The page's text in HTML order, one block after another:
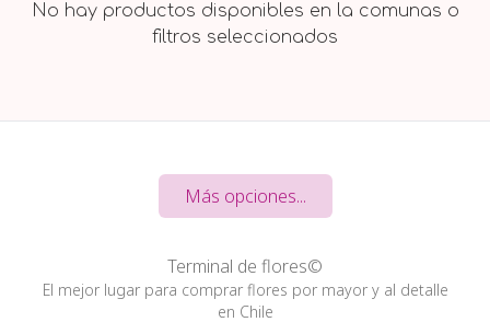
No hay productos disponibles en la comunas o
filtros seleccionados
Más opciones...
Terminal de flores©
El mejor lugar para comprar flores por mayor y al detalle
en Chile